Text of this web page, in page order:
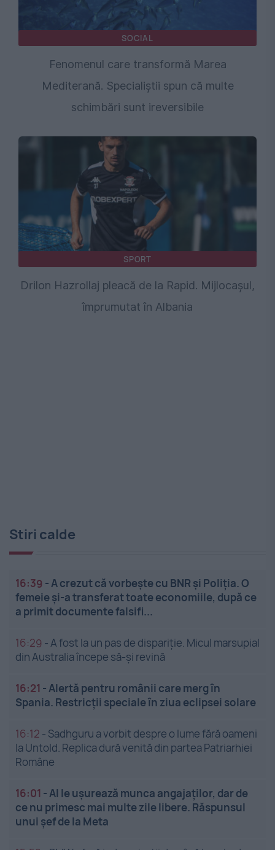
SOCIAL
Fenomenul care transformă Marea
Mediterană. Specialiștii spun că multe
schimbări sunt ireversibile
SPORT
Drilon Hazrollaj pleacă de la Rapid. Mijlocașul,
împrumutat în Albania
Stiri calde
16:39 -A crezut că vorbește cu BNR și Poliția. O
femeie și-a transferat toate economiile, după ce
a primit documente falsifi...
16:29 -A fost la un pas de dispariție. Micul marsupial
din Australia începe să-și revină
16:21 -Alertă pentru românii care merg în
Spania. Restricții speciale în ziua eclipsei solare
16:12 - Sadhguru a vorbit despre o lume fără oameni
la Untold. Replica dură venită din partea Patriarhiei
Române
16:01 -AI le ușurează munca angajaților, dar de
ce nu primesc mai multe zile libere. Răspunsul
unui șef de la Meta